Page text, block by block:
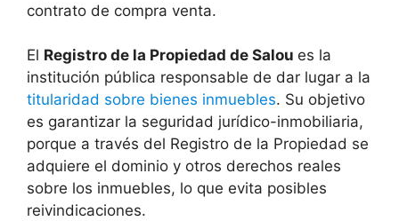
contrato de compra venta.
El Registro de la Propiedad de Salou es la
institución pública responsable de dar lugar a la
titularidad sobre bienes inmuebles. Su objetivo
es garantizar la seguridad jurídico-inmobiliaria,
porque a través del Registro de la Propiedad se
adquiere el dominio y otros derechos reales
sobre los inmuebles, lo que evita posibles
reivindicaciones.